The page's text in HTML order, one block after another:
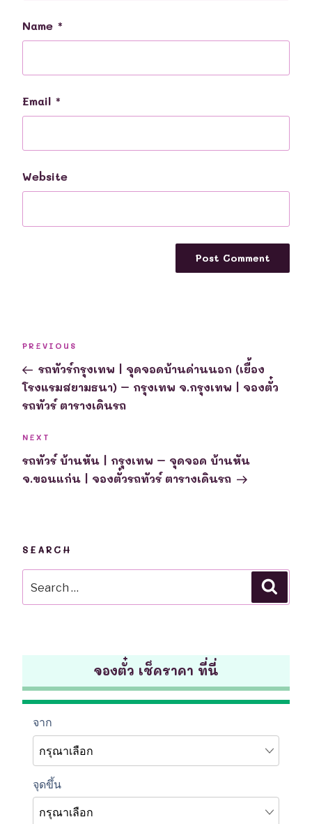
Name *
Email *
Website
Previous
Post
PREVIOUS
รถทัวร์กรุงเทพ | จุดจอดบ้านด่านนอก (เยื้อง
โรงแรมสยามธนา) – กรุงเทพ จ.กรุงเทพ | จองตั๋ว
รถทัวร์ ตารางเดินรถ
Next
Post
NEXT
รถทัวร์ บ้านหัน | กรุงเทพ – จุดจอด บ้านหัน
จ.ขอนแก่น | จองตั๋วรถทัวร์ ตารางเดินรถ
SEARCH
for:
จองตั๋ว เช็คราคา ที่นี่